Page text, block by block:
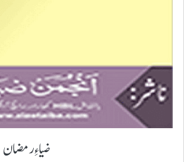
ضیاءِ رمضان